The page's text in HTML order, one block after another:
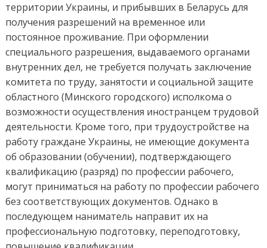
территории Украины, и прибывших в Беларусь для
получения разрешений на временное или
постоянное проживание. При оформлении
специального разрешения, выдаваемого органами
внутренних дел, не требуется получать заключение
комитета по труду, занятости и социальной защите
областного (Минского городского) исполкома о
возможности осуществления иностранцем трудовой
деятельности. Кроме того, при трудоустройстве на
работу граждане Украины, не имеющие документа
об образовании (обучении), подтверждающего
квалификацию (разряд) по профессии рабочего,
могут приниматься на работу по профессии рабочего
без соответствующих документов. Однако в
последующем наниматель направит их на
профессиональную подготовку, переподготовку,